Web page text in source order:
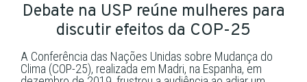
Debate na USP reúne mulheres para
discutir efeitos da COP-25
A Conferência das Nações Unidas sobre Mudança do
Clima (COP-25), realizada em Madri, na Espanha, em